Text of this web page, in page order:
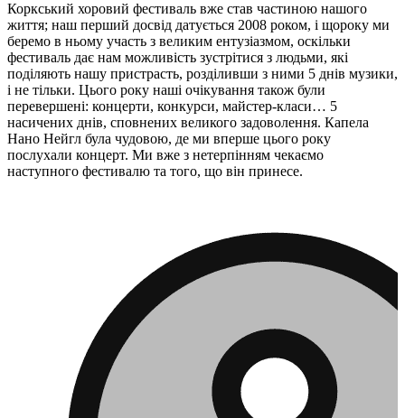
Коркський хоровий фестиваль вже став частиною нашого
життя; наш перший досвід датується 2008 роком, і щороку ми
беремо в ньому участь з великим ентузіазмом, оскільки
фестиваль дає нам можливість зустрітися з людьми, які
поділяють нашу пристрасть, розділивши з ними 5 днів музики,
і не тільки. Цього року наші очікування також були
перевершені: концерти, конкурси, майстер-класи… 5
насичених днів, сповнених великого задоволення. Капела
Нано Нейгл була чудовою, де ми вперше цього року
послухали концерт. Ми вже з нетерпінням чекаємо
наступного фестивалю та того, що він принесе.